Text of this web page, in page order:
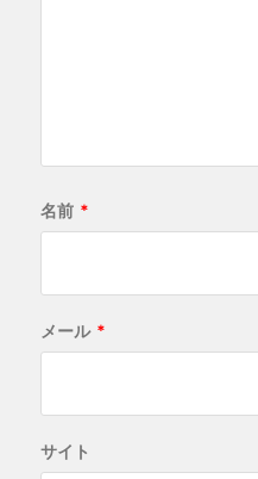
名前 *
メール *
サイト